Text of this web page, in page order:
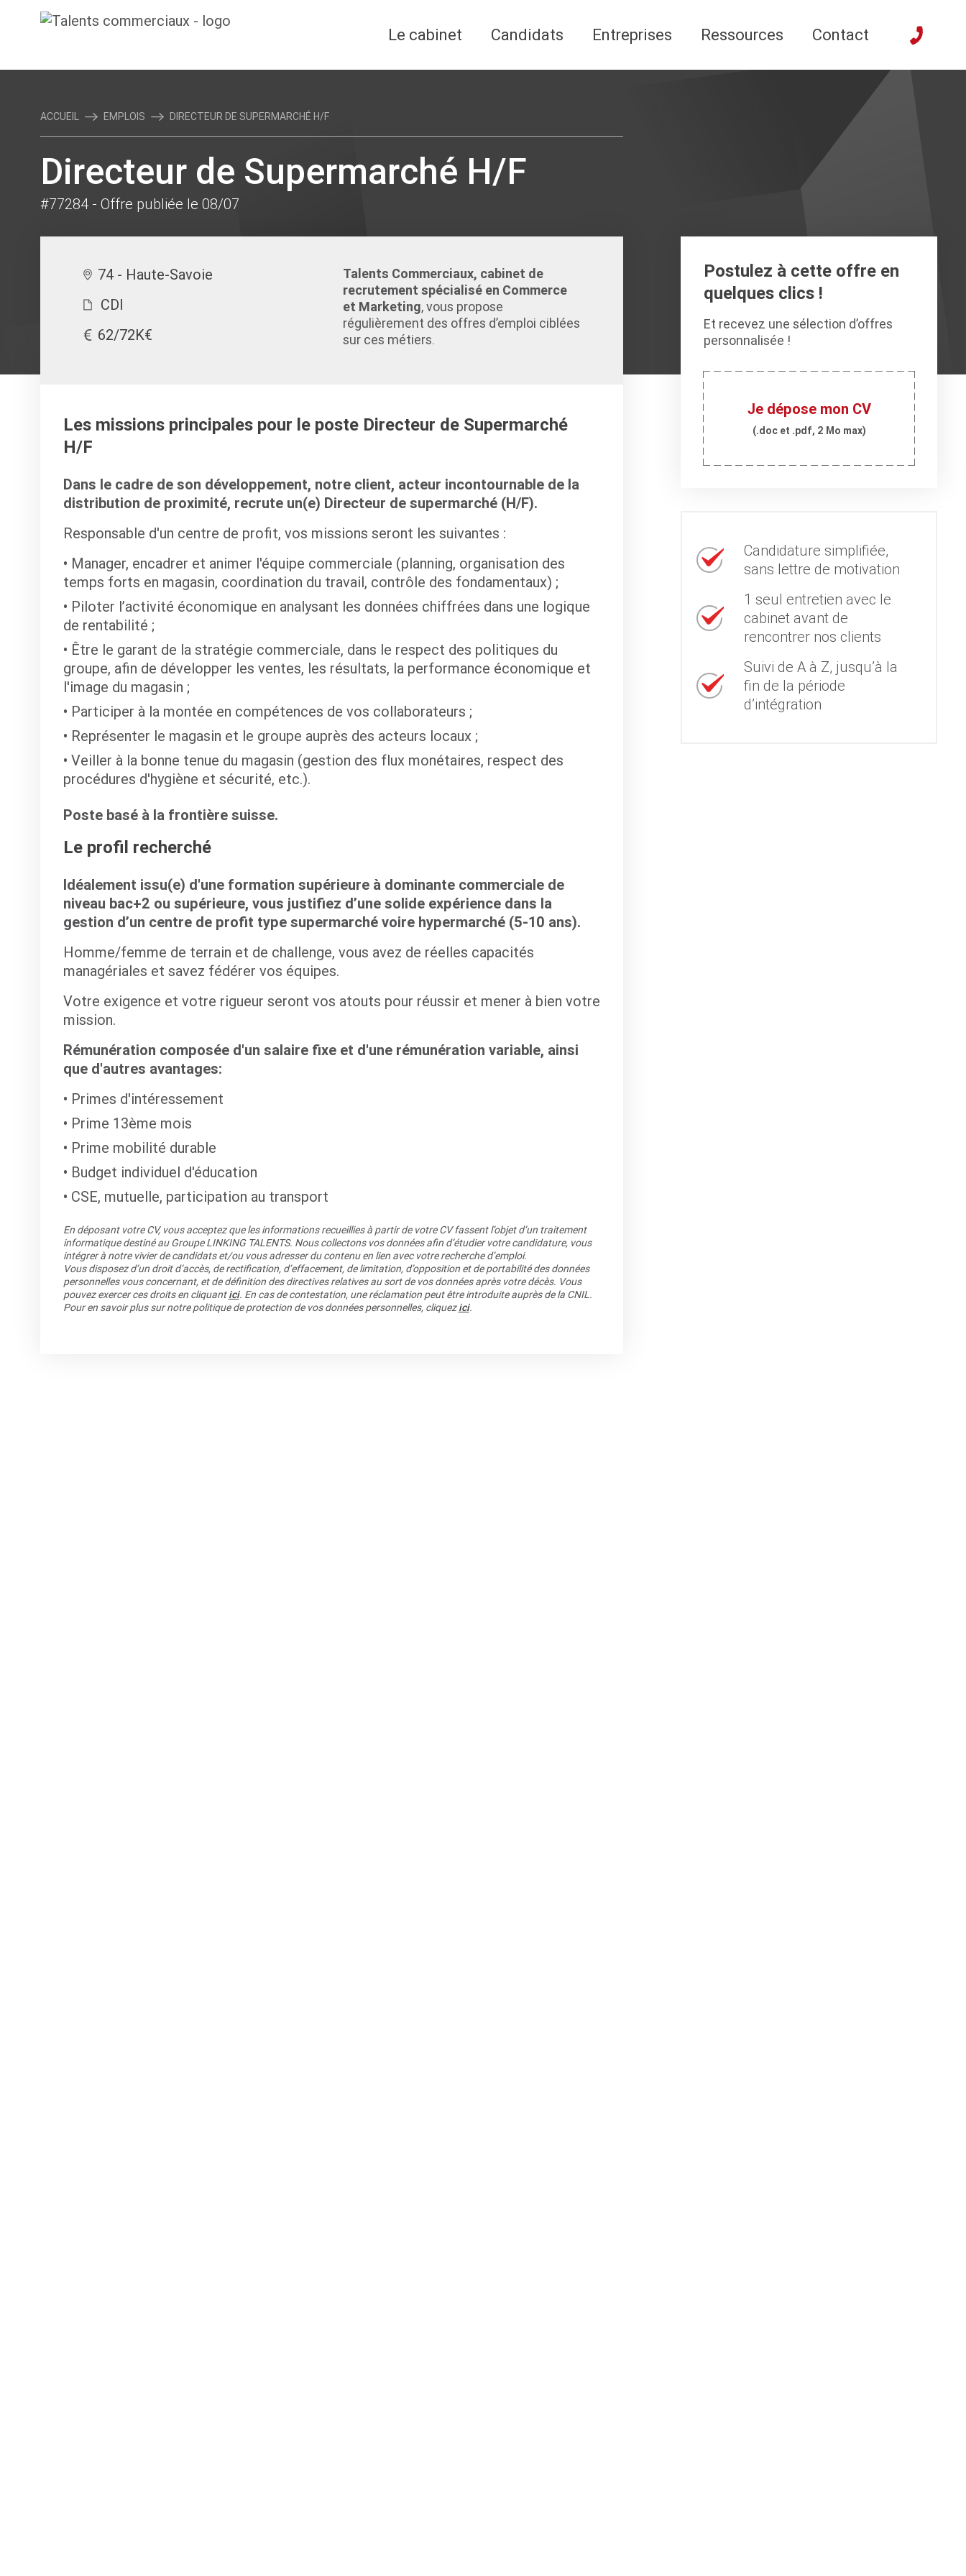
Le cabinet Candidats Entreprises Ressources Contact
ACCUEIL EMPLOIS DIRECTEUR DE SUPERMARCHÉ H/F
Directeur de Supermarché H/F
#77284- Offre publiée le 08/07
74 - Haute-Savoie
CDI
62/72K€
Talents Commerciaux, cabinet de
recrutement spécialisé en Commerce
et Marketing, vous propose
régulièrement des offres d’emploi ciblées
sur ces métiers.
Les missions principales pour le poste Directeur de Supermarché
H/F
Dans le cadre de son développement, notre client, acteur incontournable de la
distribution de proximité, recrute un(e) Directeur de supermarché (H/F).
Responsable d'un centre de profit, vos missions seront les suivantes :
Manager, encadrer et animer l'équipe commerciale (planning, organisation des
temps forts en magasin, coordination du travail, contrôle des fondamentaux) ;
Piloter l’activité économique en analysant les données chiffrées dans une logique
de rentabilité ;
Être le garant de la stratégie commerciale, dans le respect des politiques du
groupe, afin de développer les ventes, les résultats, la performance économique et
l'image du magasin ;
Participer à la montée en compétences de vos collaborateurs ;
Représenter le magasin et le groupe auprès des acteurs locaux ;
Veiller à la bonne tenue du magasin (gestion des flux monétaires, respect des
procédures d'hygiène et sécurité, etc.).
Poste basé à la frontière suisse.
Le profil recherché
Idéalement issu(e) d'une formation supérieure à dominante commerciale de
niveau bac+2 ou supérieure, vous justifiez d’une solide expérience dans la
gestion d’un centre de profit type supermarché voire hypermarché (5-10 ans).
Homme/femme de terrain et de challenge, vous avez de réelles capacités
managériales et savez fédérer vos équipes.
Votre exigence et votre rigueur seront vos atouts pour réussir et mener à bien votre
mission.
Rémunération composée d'un salaire fixe et d'une rémunération variable, ainsi
que d'autres avantages:
Primes d'intéressement
Prime 13ème mois
Prime mobilité durable
Budget individuel d'éducation
CSE, mutuelle, participation au transport
En déposant votre CV, vous acceptez que les informations recueillies à partir de votre CV fassent l’objet d’un traitement
informatique destiné au Groupe LINKING TALENTS. Nous collectons vos données afin d’étudier votre candidature, vous
intégrer à notre vivier de candidats et/ou vous adresser du contenu en lien avec votre recherche d’emploi.
Vous disposez d’un droit d’accès, de rectification, d’effacement, de limitation, d’opposition et de portabilité des données
personnelles vous concernant, et de définition des directives relatives au sort de vos données après votre décès. Vous
pouvez exercer ces droits en cliquantici. En cas de contestation, une réclamation peut être introduite auprès de la CNIL.
Pour en savoir plus sur notre politique de protection de vos données personnelles, cliquezici.
Postulez à cette offre en
quelques clics !
Et recevez une sélection d’offres
personnalisée !
Je dépose mon CV
(.doc et .pdf, 2 Mo max)
Candidature simplifiée,
sans lettre de motivation
1 seul entretien avec le
cabinet avant de
rencontrer nos clients
Suivi de A à Z, jusqu’à la
fin de la période
d’intégration